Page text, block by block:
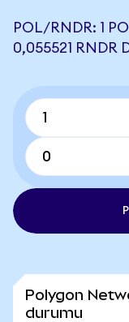
POL/RNDR: 1
0,055521 RNDR
Polygon
durumu